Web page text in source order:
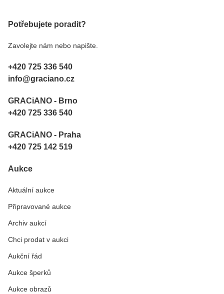
Potřebujete poradit?
Zavolejte nám nebo napište.
+420 725 336 540
info@graciano.cz
GRACiANO - Brno
+420 725 336 540
GRACiANO - Praha
+420 725 142 519
Aukce
Aktuální aukce
Připravované aukce
Archiv aukcí
Chci prodat v aukci
Aukční řád
Aukce šperků
Aukce obrazů